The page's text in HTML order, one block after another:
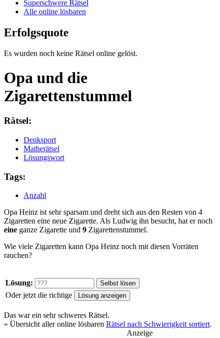
Superschwere Rätsel
Alle online lösbaren
Erfolgsquote
Es wurden noch keine Rätsel online gelöst.
Opa und die
Zigarettenstummel
Rätsel:
Denksport
Matherätsel
Lösungswort
Tags:
Anzahl
Opa Heinz ist sehr sparsam und dreht sich aus den Resten von 4
Zigaretten eine neue Zigarette. Als Ludwig ihn besucht, hat er noch
eine ganze Zigarette und 9 Zigarettenstummel.
Wie viele Zigaretten kann Opa Heinz noch mit diesen Vorräten
rauchen?
Lösung:
Oder jetzt die richtige
Das war ein sehr schweres Rätsel.
» Übersicht aller online lösbaren Rätsel nach Schwierigkeit sortiert.
Anzeige